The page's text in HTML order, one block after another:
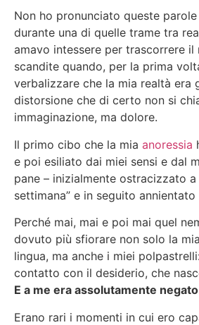
Non ho pronunciato queste
durante una di quelle trame tra
amavo intessere per trascorrere il
scandite quando, per la prima
verbalizzare che la mia realtà era
distorsione che di certo non si
immaginazione, ma dolore.
Il primo cibo che la mia anoressia
e poi esiliato dai miei sensi e dal
pane – inizialmente ostracizzato a
settimana” e in seguito annientato
Perché mai, mai e poi mai quel
dovuto più sfiorare non solo la
lingua, ma anche i miei
contatto con il desiderio, che
E a me era assolutamente
Erano rari i momenti in cui ero